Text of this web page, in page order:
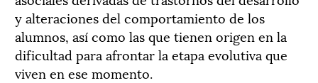
y alteraciones del comportamiento de los
alumnos, así como las que tienen origen en la
dificultad para afrontar la etapa evolutiva que
viven en ese momento.